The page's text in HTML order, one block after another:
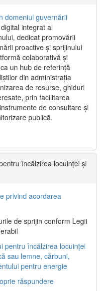
domeniul guvernării
integrat al
dedicat promovării
proactive și sprijinului
colaborativă și
un hub de referință
din administrația
de resurse, ghiduri
prin facilitarea
de consultare și
publică.
încălzirea locuinței și
privind acordarea
de sprijin conform Legii
pentru încălzirea locuinței
sau lemne, cărbuni,
pentru energie
răspundere